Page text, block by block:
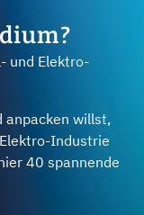
und Elektro-
anpacken willst,
Industrie
40 spannende